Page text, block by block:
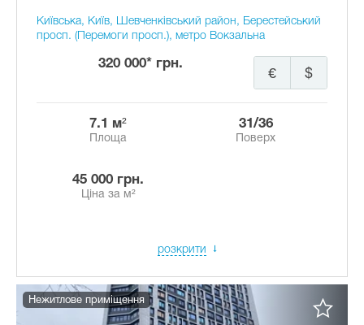
Київська, Київ, Шевченківський район, Берестейський
просп. (Перемоги просп.), метро Вокзальна
320 000* грн.
$
€
7.1 м²
Площа
31/36
Поверх
45 000 грн.
Ціна за м²
розкрити
Нежитлове приміщення